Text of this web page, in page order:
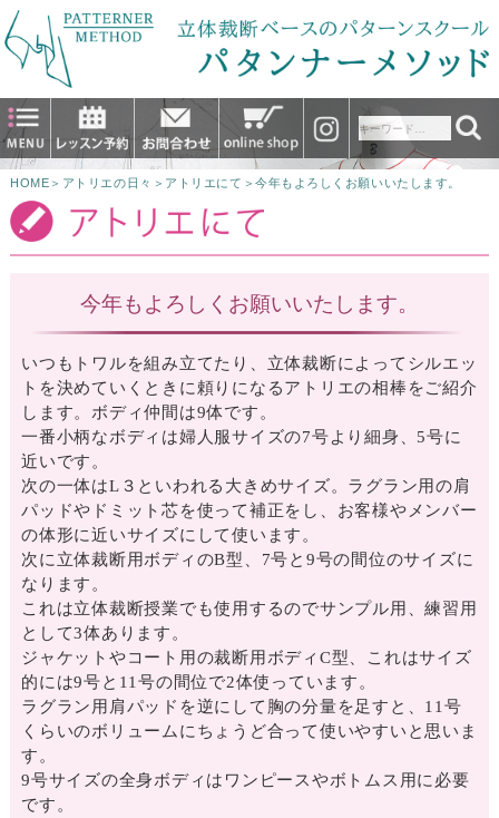
HOME ＞ アトリエの日々 ＞ アトリエにて ＞今年もよろしくお願いいたします。
今年もよろしくお願いいたします。
いつもトワルを組み立てたり、立体裁断によってシルエッ
トを決めていくときに頼りになるアトリエの相棒をご紹介
します。ボディ仲間は9体です。
一番小柄なボディは婦人服サイズの7号より細身、5号に
近いです。
次の一体はL３といわれる大きめサイズ。ラグラン用の肩
パッドやドミット芯を使って補正をし、お客様やメンバー
の体形に近いサイズにして使います。
次に立体裁断用ボディのB型、7号と9号の間位のサイズに
なります。
これは立体裁断授業でも使用するのでサンプル用、練習用
として3体あります。
ジャケットやコート用の裁断用ボディC型、これはサイズ
的には9号と11号の間位で2体使っています。
ラグラン用肩パッドを逆にして胸の分量を足すと、11号
くらいのボリュームにちょうど合って使いやすいと思いま
す。
9号サイズの全身ボディはワンピースやボトムス用に必要
です。